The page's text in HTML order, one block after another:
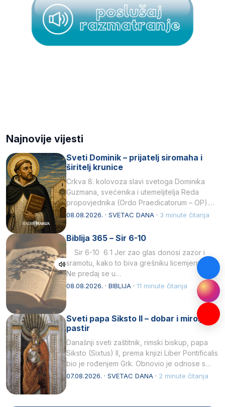
Najnovije vijesti
Sveti Dominik – prijatelj siromaha i
širitelj krunice
Crkva 8. kolovoza slavi svetoga Dominika
Guzmana, svećenika i utemeljitelja Reda
propovjednika (Ordo Praedicatorum – OP).
Svojim životom, dubokom ljubavlju prema
08.08.2026. · SVETAC DANA · 3 minute čitanja
Biblija 365 – Sir 6-10
Sir 6-10 6 1 Jer zao glas donosi zazor i
sramotu, kako to biva grešniku licemjernom.2
Ne predaj se u…
08.08.2026. · BIBLIJA · 11 minute čitanja
Sveti papa Siksto II – dobar i miroljubiv
pastir
Današnji sveti zaštitnik, rimski biskup, papa
Siksto (Sixtus) II, prema knjizi Liber Pontificalis
bio je rođenjem Grk. Obnovio je odnose s
afričkim…
07.08.2026. · SVETAC DANA · 2 minute čitanja